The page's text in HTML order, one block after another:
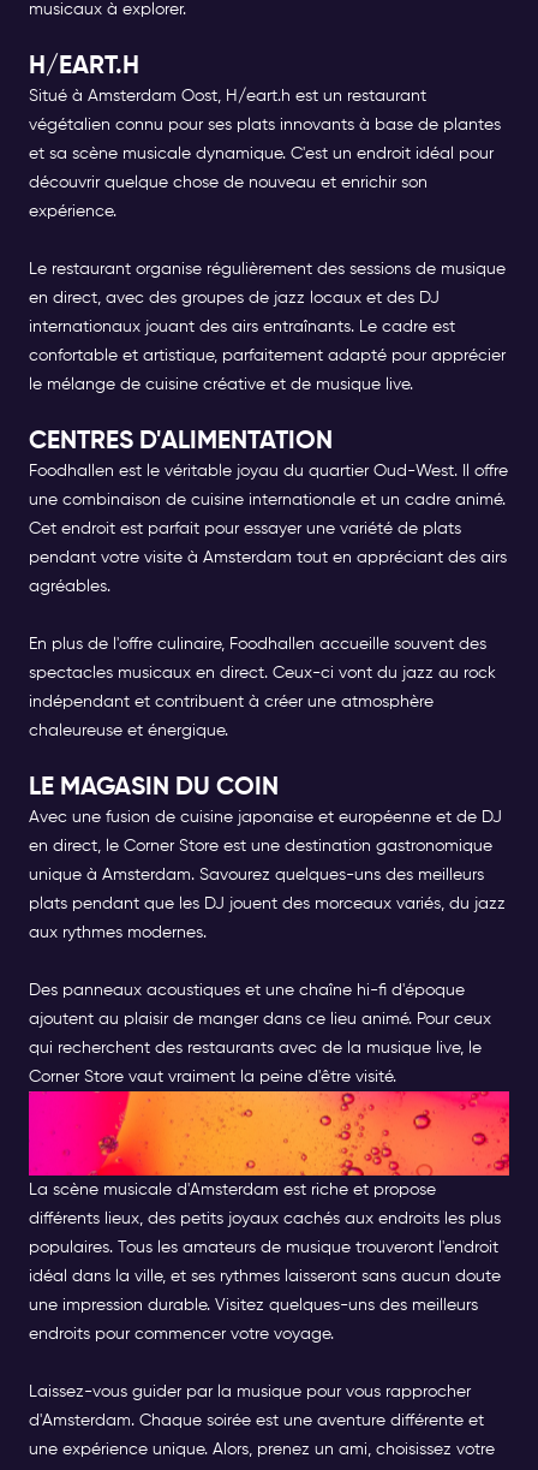
musicaux à explorer.
H/EART.H
Situé à Amsterdam Oost, H/eart.h est un restaurant
végétalien connu pour ses plats innovants à base de plantes
et sa scène musicale dynamique. C'est un endroit idéal pour
découvrir quelque chose de nouveau et enrichir son
expérience.
Le restaurant organise régulièrement des sessions de musique
en direct, avec des groupes de jazz locaux et des DJ
internationaux jouant des airs entraînants. Le cadre est
confortable et artistique, parfaitement adapté pour apprécier
le mélange de cuisine créative et de musique live.
CENTRES D'ALIMENTATION
Foodhallen est le véritable joyau du quartier Oud-West. Il offre
une combinaison de cuisine internationale et un cadre animé.
Cet endroit est parfait pour essayer une variété de plats
pendant votre visite à Amsterdam tout en appréciant des airs
agréables.
En plus de l'offre culinaire, Foodhallen accueille souvent des
spectacles musicaux en direct. Ceux-ci vont du jazz au rock
indépendant et contribuent à créer une atmosphère
chaleureuse et énergique.
LE MAGASIN DU COIN
Avec une fusion de cuisine japonaise et européenne et de DJ
en direct, le Corner Store est une destination gastronomique
unique à Amsterdam. Savourez quelques-uns des meilleurs
plats pendant que les DJ jouent des morceaux variés, du jazz
aux rythmes modernes.
Des panneaux acoustiques et une chaîne hi-fi d'époque
ajoutent au plaisir de manger dans ce lieu animé. Pour ceux
qui recherchent des restaurants avec de la musique live, le
Corner Store vaut vraiment la peine d'être visité.
EMBRASSER LA MÉLODIE :
VOTRE SOIRÉE À AMSTERDAM
La scène musicale d'Amsterdam est riche et propose
différents lieux, des petits joyaux cachés aux endroits les plus
populaires. Tous les amateurs de musique trouveront l'endroit
idéal dans la ville, et ses rythmes laisseront sans aucun doute
une impression durable. Visitez quelques-uns des meilleurs
endroits pour commencer votre voyage.
Laissez-vous guider par la musique pour vous rapprocher
d'Amsterdam. Chaque soirée est une aventure différente et
une expérience unique. Alors, prenez un ami, choisissez votre